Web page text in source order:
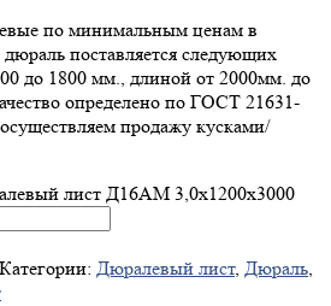
по минимальным ценам в
поставляется следующих
до 1800 мм., длиной от 2000мм. до
определено по ГОСТ 21631-
продажу кусками/
лист Д16АМ 3,0х1200х3000
Категории: Дюралевый лист, Дюраль,